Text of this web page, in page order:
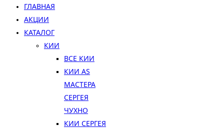
ГЛАВНАЯ
АКЦИИ
КАТАЛОГ
КИИ
ВСЕ КИИ
КИИ AS
МАСТЕРА
СЕРГЕЯ
ЧУХНО
КИИ СЕРГЕЯ